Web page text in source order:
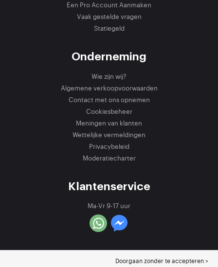
Een Pro Account Aanmaken
Vaak gestelde vragen
Statiegeld
Onderneming
Wie zijn wij?
Algemene verkoopvoorwaarden
Contact met ons opnemen
Cookiesbeheer
Meningen van klanten
Wettelijke vermeldingen
Privacybeleid
Moderatiecharter
Klantenservice
Ma-Vr 9-17 uur
Doorgaan zonder te accepteren >